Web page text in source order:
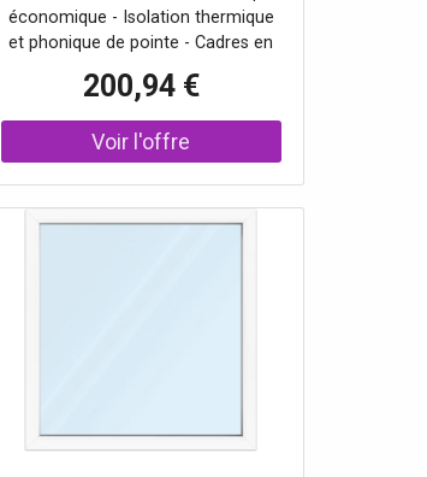
fenêtre fixe, 1 vantail, double
vitrage
économique - Isolation thermique
et phonique de pointe - Cadres en
partir de 385 mm.
200,94 €